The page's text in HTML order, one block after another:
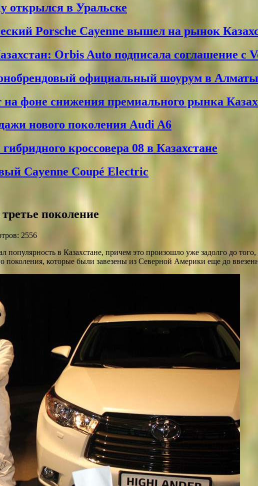
открылся в Уральске
Porsche Cayenne вышел на рынок
Orbis Auto подписала соглашение с
официальный шоурум в Алматы
фоне снижения премиального рынка
нового поколения Audi A6
кроссовера 08 в Казахстане
Cayenne Coupé Electric
поколение
2556
популярность в Казахстане, причем это произошло уже задолго до
поколения, которые были завезены из Северной Америки еще до